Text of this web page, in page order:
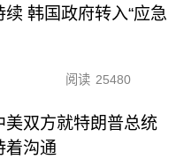
续 韩国政府转入“应急
阅读 25480
美双方就特朗普总统
着沟通